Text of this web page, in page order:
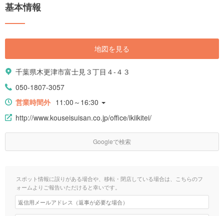
基本情報
地図を見る
千葉県木更津市富士見３丁目４-４３
050-1807-3057
営業時間外 11:00～16:30
http://www.kouseisuisan.co.jp/office/ikiikitei/
Googleで検索
スポット情報に誤りがある場合や、移転・閉店している場合は、こちらのフ
ォームよりご報告いただけると幸いです。